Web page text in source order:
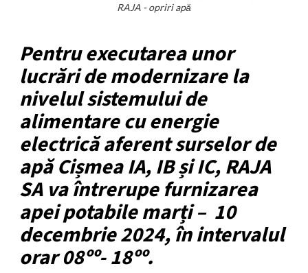
RAJA - opriri apă
Pentru executarea unor
lucrări de modernizare la
nivelul sistemului de
alimentare cu energie
electrică aferent surselor de
apă Cișmea IA, IB și IC, RAJA
SA va întrerupe furnizarea
apei potabile marți – 10
decembrie 2024, în intervalul
orar 08ºº- 18ºº.